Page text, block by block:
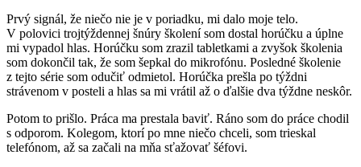
Prvý signál, že niečo nie je v poriadku, mi dalo moje telo.
V polovici trojtýždennej šnúry školení som dostal horúčku a úplne
mi vypadol hlas. Horúčku som zrazil tabletkami a zvyšok školenia
som dokončil tak, že som šepkal do mikrofónu. Posledné školenie
z tejto série som odučiť odmietol. Horúčka prešla po týždni
strávenom v posteli a hlas sa mi vrátil až o ďalšie dva týždne neskôr.
Potom to prišlo. Práca ma prestala baviť. Ráno som do práce chodil
s odporom. Kolegom, ktorí po mne niečo chceli, som trieskal
telefónom, až sa začali na mňa sťažovať šéfovi.